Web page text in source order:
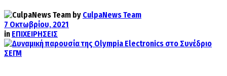
by CulpaNews Team
7 Οκτωβρίου, 2021
in ΕΠΙΧΕΙΡΗΣΕΙΣ